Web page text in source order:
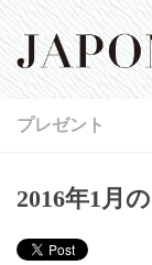
プレゼント
2016年1月